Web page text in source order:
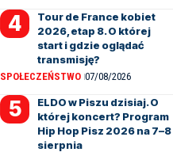
Tour de France kobiet
2026, etap 8. O której
start i gdzie oglądać
transmisję?
SPOŁECZEŃSTWO 07/08/2026
ELDO w Piszu dzisiaj. O
której koncert? Program
Hip Hop Pisz 2026 na 7–8
sierpnia